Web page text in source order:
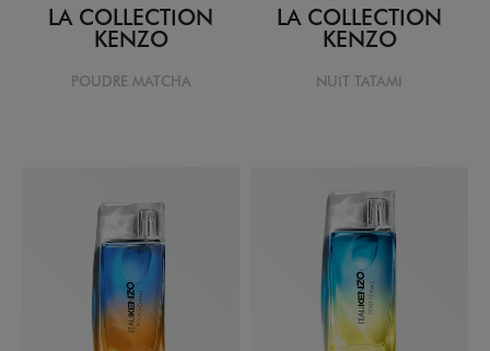
LA COLLECTION
KENZO
POUDRE MATCHA
LA COLLECTION
KENZO
NUIT TATAMI